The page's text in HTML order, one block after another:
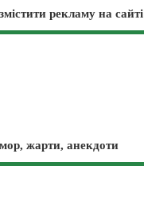
рекламу на сайті
жарти, анекдоти